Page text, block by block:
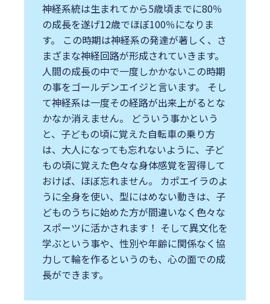
神経系統は生まれてから5歳頃までに80％
の成長を遂げ12歳でほぼ100％になりま
す。 この時期は神経系の発達が著しく、さ
まざまな神経回路が形成されていきます。
⼈間の成⻑の中で⼀度しかかないこの時期
の事をゴールデンエイジと⾔います。 そし
て神経系は⼀度その経路が出来上がるとな
かなか消えません。 どういう事かという
と、⼦どもの頃に覚えた⾃転⾞の乗り⽅
は、⼤⼈になっても忘れないように、⼦ど
もの頃に覚えた⾊々な身体感覚を習得して
おけば、ほぼ忘れません。 カポエイラのよ
うに全身を使い、型にはめない動きは、⼦
どものうちに始めた⽅が間違いなく⾊々な
スポーツに活かされます！ そして異⽂化を
学ぶという事や、性別や年齢に関係なく協
⼒して輪を作るというのも、⼼の⾯での成
⻑ができます。